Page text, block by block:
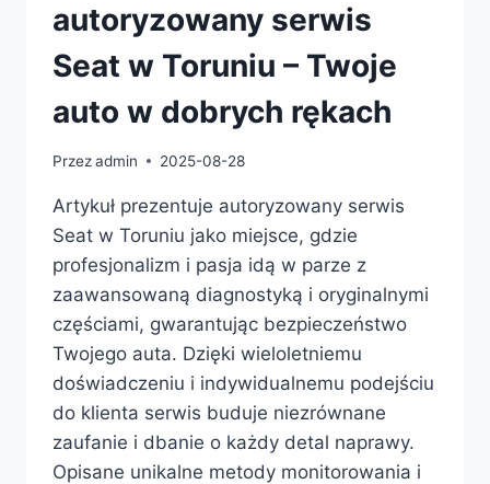
autoryzowany serwis
Seat w Toruniu – Twoje
auto w dobrych rękach
Przezadmin 2025-08-28
Artykuł prezentuje autoryzowany serwis
Seat w Toruniu jako miejsce, gdzie
profesjonalizm i pasja idą w parze z
zaawansowaną diagnostyką i oryginalnymi
częściami, gwarantując bezpieczeństwo
Twojego auta. Dzięki wieloletniemu
doświadczeniu i indywidualnemu podejściu
do klienta serwis buduje niezrównane
zaufanie i dbanie o każdy detal naprawy.
Opisane unikalne metody monitorowania i